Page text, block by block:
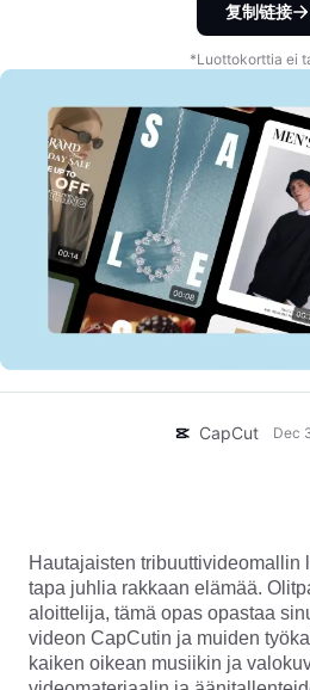
Dreamina Seedance 2.5
Gemini Omni
Teksti ja äänet
Automaattiset tekstitykset
Tekstitysmallit
Puheentunnistus
Tekstistä puheeksi
Melunvähennys
Kuva
Sosiaalinen media
Markkinointi
Elämäntapa ja vlogit
Mukautettu suunnittelu
Lisää
Parhaat vaihtoehdot
Mallitrendit ja -vinkit
Lisää
Tehostemallit
Yritysmallit
Toimialamallit
Yhteenvetomallit
Luovien kumppanien ohjelma
CapCutin luova kampus
Ohje
Luottamuskeskus
Ohjekeskus
Uutishuone
Tietoja CapCutin
Dreamina Seedance 2.0
Avaa CapCut
复制链接
*Luottokorttia ei
CapCut Dec
Hautajaisten tribuuttivideomallin
tapa juhlia rakkaan elämää.
aloittelija, tämä opas opastaa
videon CapCutin ja muiden
kaiken oikean musiikin ja